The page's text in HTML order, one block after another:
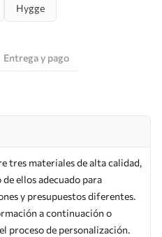
Hygge
Entrega y pago
tres materiales de alta calidad,
de ellos adecuado para
y presupuestos diferentes.
a continuación o
proceso de personalización.